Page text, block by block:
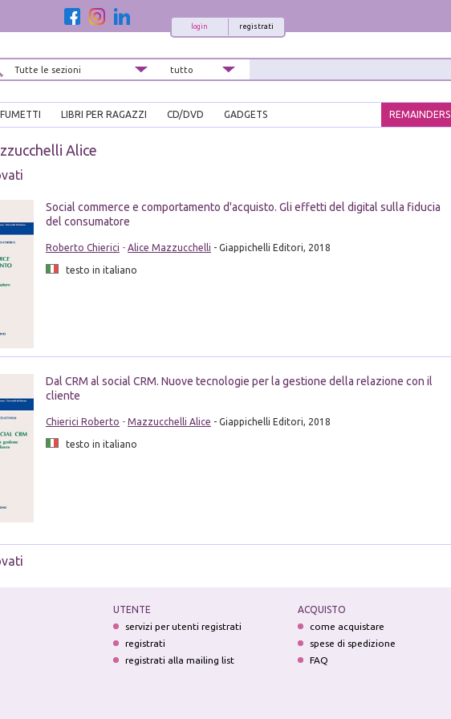
registrati
login
LIBRI PER RAGAZZI CD/DVD GADGETS REMAINDERS
Alice
Social commerce e comportamento d'acquisto. Gli effetti del digital sulla fiducia
del consumatore
Roberto Chierici - Alice Mazzucchelli - Giappichelli Editori, 2018
testo in italiano
Dal CRM al social CRM. Nuove tecnologie per la gestione della relazione con il
cliente
Chierici Roberto - Mazzucchelli Alice - Giappichelli Editori, 2018
testo in italiano
UTENTE
servizi per utenti registrati
registrati
registrati alla mailing list
ACQUISTO
come acquistare
spese di spedizione
FAQ